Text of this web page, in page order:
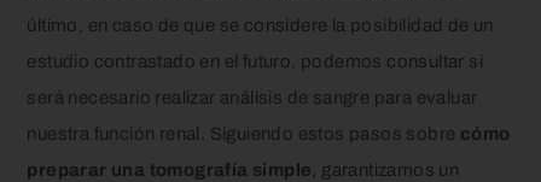
último, en caso de que se considere la posibilidad de un
estudio contrastado en el futuro, podemos consultar si
será necesario realizar análisis de sangre para evaluar
nuestra función renal. Siguiendo estos pasos sobre cómo
preparar una tomografía simple , garantizamos un